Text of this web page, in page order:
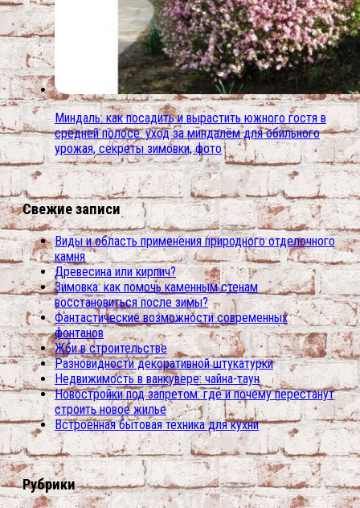
Миндаль: как посадить и вырастить южного гостя в
средней полосе. уход за миндалём для обильного
урожая, секреты зимовки, фото
Свежие записи
Виды и область применения природного отделочного
камня
Древесина или кирпич?
Зимовка: как помочь каменным стенам
восстановиться после зимы?
Фантастические возможности современных
фонтанов
Жби в строительстве
Разновидности декоративной штукатурки
Недвижимость в ванкувере: чайна-таун
Новостройки под запретом: где и почему перестанут
строить новое жилье
Встроенная бытовая техника для кухни
Рубрики